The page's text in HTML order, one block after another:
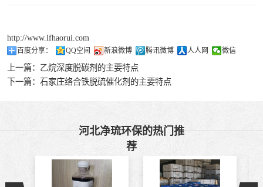
http://www.lfhaorui.com
百度分享： QQ空间 新浪微博 腾讯微博 人人网 微信
上一篇： 乙烷深度脱碳剂的主要特点
下一篇： 石家庄络合铁脱硫催化剂的主要特点
河北净琉环保的热门推
荐
剂
天然气脱硫剂
羰基硫脱除催化
液相氧化还原脱